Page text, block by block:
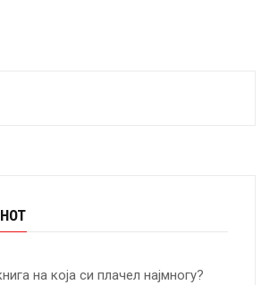
на која си плачел најмногу?